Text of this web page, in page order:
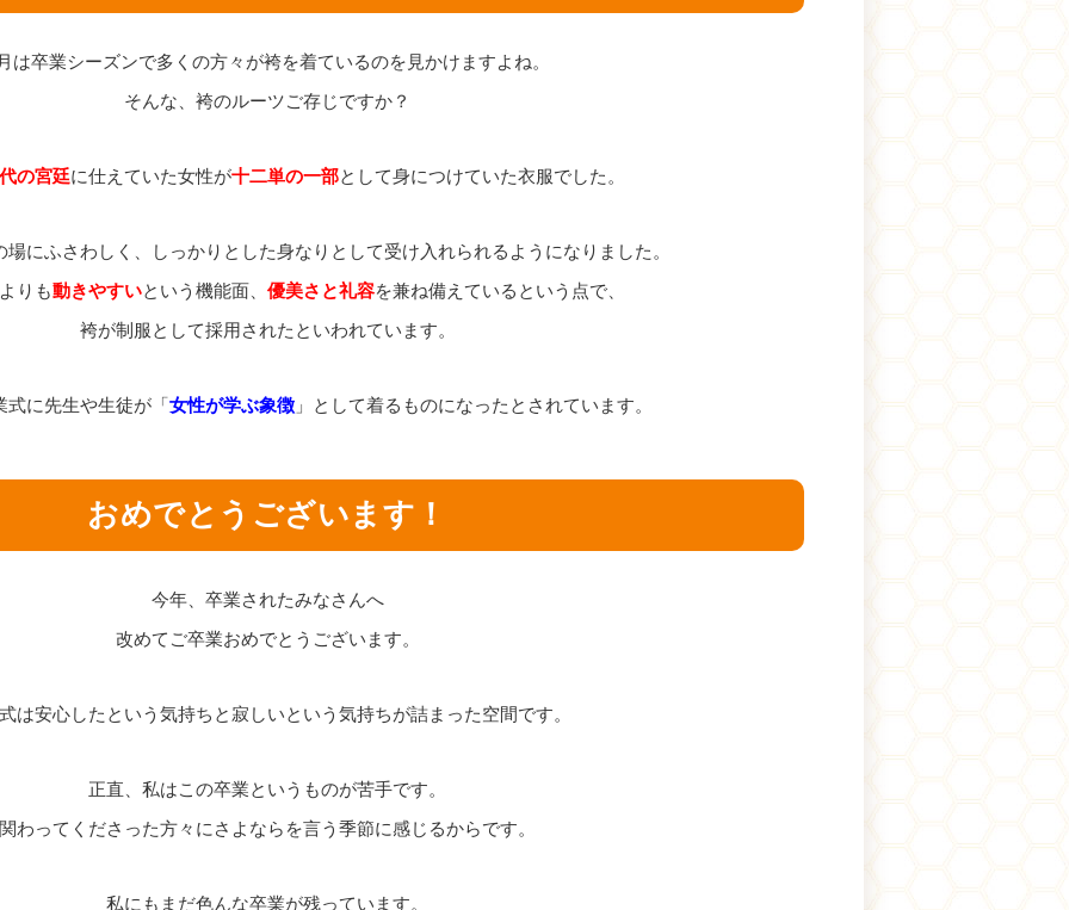
は卒業シーズンで多くの方々が袴を着ているのを見かけますよね。
そんな、袴のルーツご存じですか？
の宮廷に仕えていた女性が十二単の一部として身につけていた衣服でした。
にふさわしく、しっかりとした身なりとして受け入れられるようになりました。
りも動きやすいという機能面、 優美さと礼容を兼ね備えているという点で、
袴が制服として採用されたといわれています。
に先生や生徒が「 女性が学ぶ象徴」として着るものになったとされています。
おめでとうございます！
今年、卒業されたみなさんへ
改めてご卒業おめでとうございます。
は安心したという気持ちと寂しいという気持ちが詰まった空間です。
正直、私はこの卒業というものが苦手です。
関わってくださった方々にさよならを言う季節に感じるからです。
私にもまだ色んな卒業が残っています。